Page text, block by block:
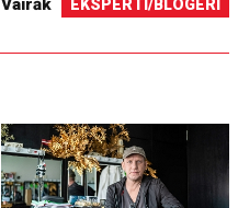
Vairāk EKSPERTI/BLOGERI